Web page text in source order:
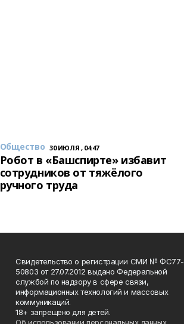
Общество 30 ИЮЛЯ , 04:47
Робот в «Башспирте» избавит
сотрудников от тяжёлого
ручного труда
Свидетельство о регистрации СМИ № ФС77-
50803 от 27.07.2012 выдано Федеральной
службой по надзору в сфере связи,
информационных технологий и массовых
коммуникаций.
18+ запрещено для детей.